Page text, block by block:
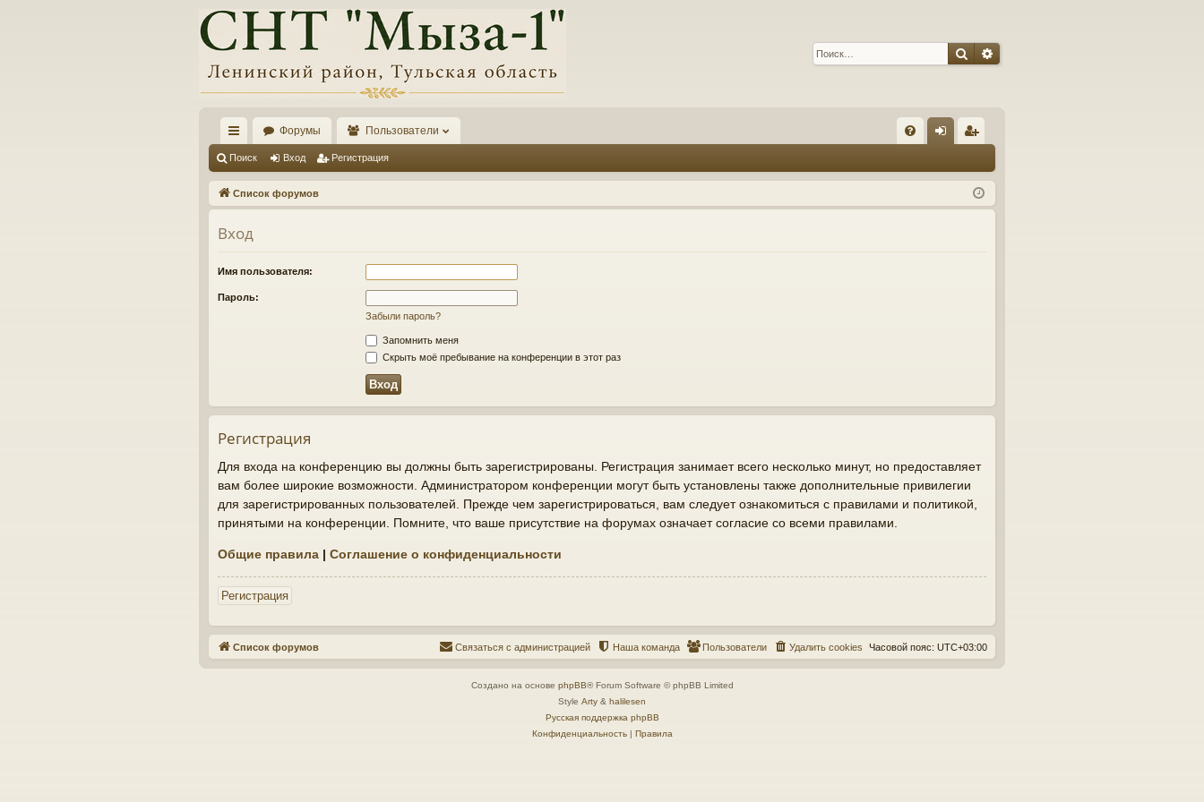
ПоискРасширенный поиск
с
ы
лк
и
Форумы Пользователи
Q д ис
тр
Поиск Вход Регистрация
Список форумов
Вход
Имя пользователя:
Пароль:
Забыли пароль?
Запомнить меня
Скрыть моё пребывание на конференции в этот раз
Регистрация
Для входа на конференцию вы должны быть зарегистрированы. Регистрация занимает всего несколько минут, но предоставляет
вам более широкие возможности. Администратором конференции могут быть установлены также дополнительные привилегии
для зарегистрированных пользователей. Прежде чем зарегистрироваться, вам следует ознакомиться с правилами и политикой,
принятыми на конференции. Помните, что ваше присутствие на форумах означает согласие со всеми правилами.
Общие правила | Соглашение о конфиденциальности
Регистрация
Список форумов Часовой пояс: UTC+03:00
Удалить cookies
Пользователи
Наша команда
Связаться с администрацией
Создано на основе phpBB® Forum Software © phpBB Limited
Style Arty & halilesen
Русская поддержка phpBB
Конфиденциальность| Правила